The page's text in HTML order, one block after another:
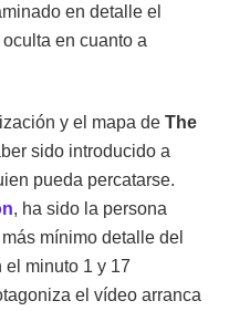
en detalle el
en cuanto a
y el mapa de The
sido introducido a
pueda percatarse.
, ha sido la persona
mínimo detalle del
el minuto 1 y 17
el vídeo arranca